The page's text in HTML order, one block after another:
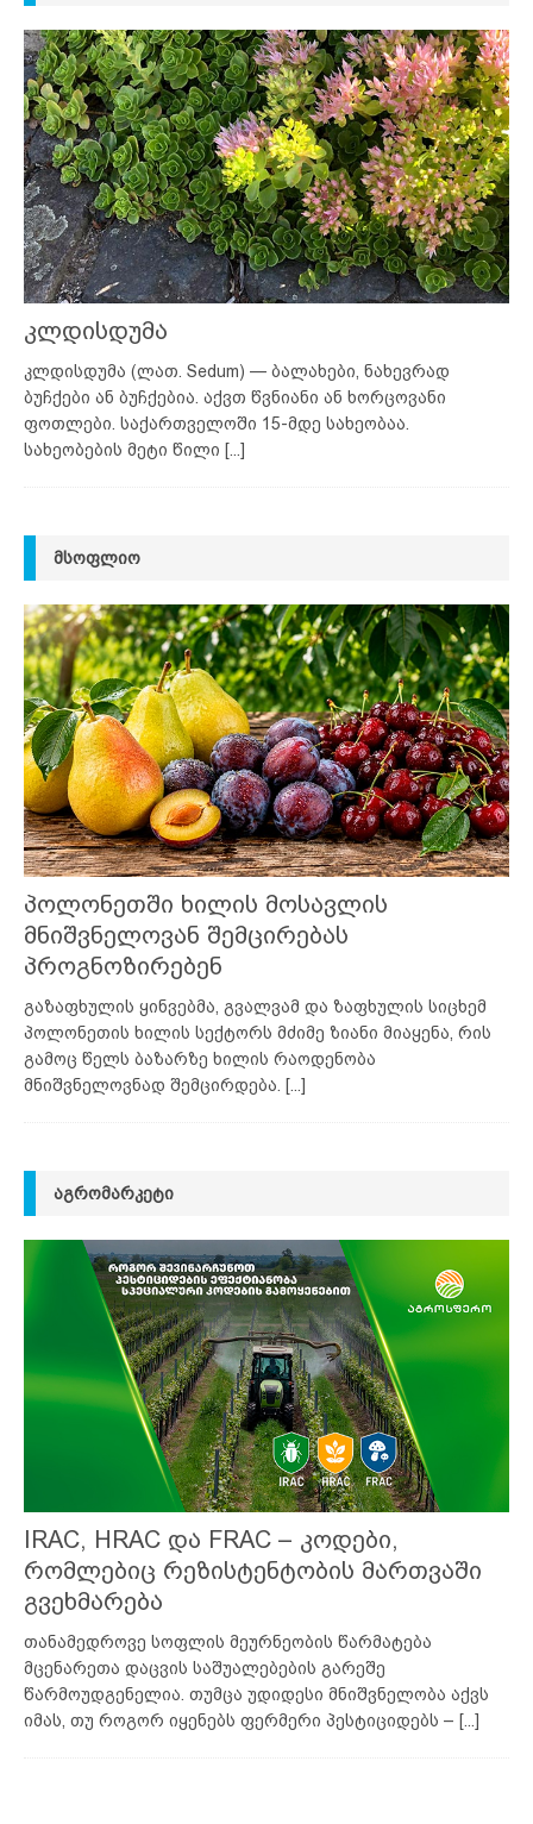
კლდისდუმა
კლდისდუმა (ლათ. Sedum) — ბალახები, ნახევრად
ბუჩქები ან ბუჩქებია. აქვთ წვნიანი ან ხორცოვანი
ფოთლები. საქართველოში 15-მდე სახეობაა.
სახეობების მეტი წილი [...]
ᲛᲡᲝᲤᲚᲘᲝ
პოლონეთში ხილის მოსავლის
მნიშვნელოვან შემცირებას
პროგნოზირებენ
გაზაფხულის ყინვებმა, გვალვამ და ზაფხულის სიცხემ
პოლონეთის ხილის სექტორს მძიმე ზიანი მიაყენა, რის
გამოც წელს ბაზარზე ხილის რაოდენობა
მნიშვნელოვნად შემცირდება.
[...]
ᲐᲒᲠᲝᲛᲐᲠᲙᲔᲢᲘ
IRAC, HRAC და FRAC – კოდები,
რომლებიც რეზისტენტობის მართვაში
გვეხმარება
თანამედროვე სოფლის მეურნეობის წარმატება
მცენარეთა დაცვის საშუალებების გარეშე
წარმოუდგენელია. თუმცა უდიდესი მნიშვნელობა აქვს
იმას, თუ როგორ იყენებს ფერმერი პესტიციდებს – [...]